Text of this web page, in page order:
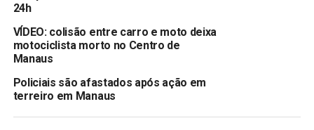
24h
VÍDEO: colisão entre carro e moto deixa
motociclista morto no Centro de
Manaus
Policiais são afastados após ação em
terreiro em Manaus